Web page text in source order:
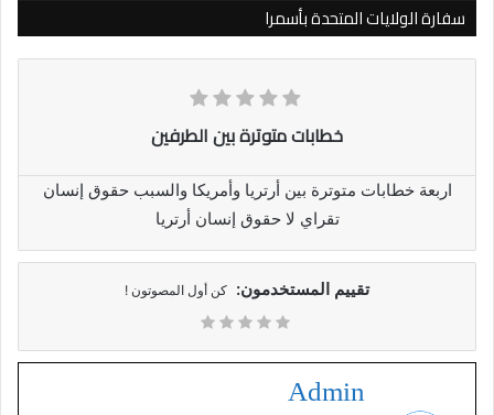
سفارة الولايات المتحدة بأسمرا
خطابات متوترة بين الطرفين
اربعة خطابات متوترة بين أرتريا وأمريكا والسبب حقوق إنسان
تقراي لا حقوق إنسان أرتريا
تقييم المستخدمون: كن أول المصوتون !
Admin